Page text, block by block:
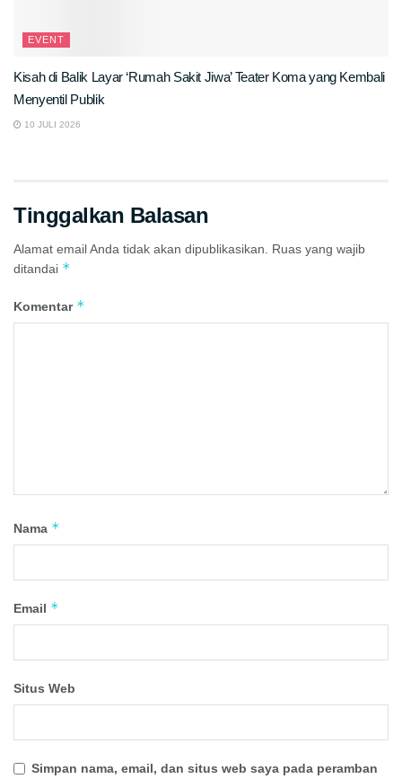
EVENT
Kisah di Balik Layar ‘Rumah Sakit Jiwa’ Teater Koma yang Kembali
Menyentil Publik
10 JULI 2026
Tinggalkan Balasan
Alamat email Anda tidak akan dipublikasikan.
Ruas yang wajib
ditandai *
Komentar *
Nama *
Email *
Situs Web
Simpan nama, email, dan situs web saya pada peramban